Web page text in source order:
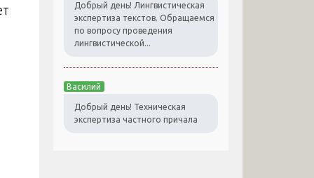
Добрый день! Лингвистическая
экспертиза текстов. Обращаемся
по вопросу проведения
лингвистической...
Василий
Добрый день! Техническая
экспертиза частного причала